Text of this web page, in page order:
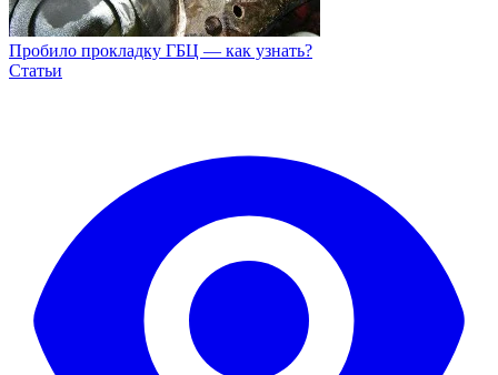
Пробило прокладку ГБЦ — как узнать?
Статьи